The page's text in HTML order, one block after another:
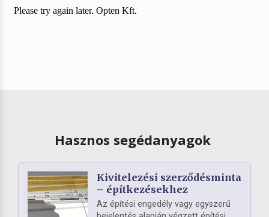
Hasznos segédanyagok
Kivitelezési szerződésminta
– építkezésekhez
Az építési engedély vagy egyszerű